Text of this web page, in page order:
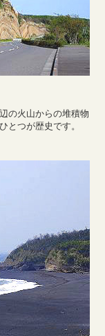
の火山からの堆積物
とつが歴史です。